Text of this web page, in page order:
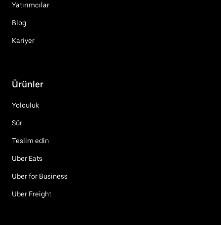
Yatırımcılar
Blog
Kariyer
Ürünler
Yolculuk
Sür
Teslim edin
Uber Eats
Uber for Business
Uber Freight